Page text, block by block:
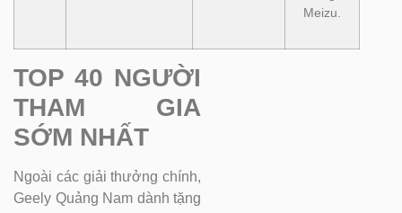
Meizu.
TOP 40 NGƯỜI
THAM GIA
SỚM NHẤT
Ngoài các giải thưởng chính,
Geely Quảng Nam dành tặng